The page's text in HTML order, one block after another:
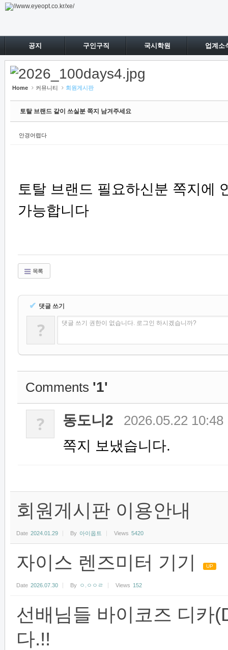
공지 구인구직 국시학원 업계소
Home 커뮤니티 회원게시판
토탈 브랜드 같이 쓰실분 쪽지 남겨주세요
안경어렵다
토탈 브랜드 필요하신분 쪽지에
가능합니다
목록
✔ 댓글 쓰기
? 댓글 쓰기 권한이 없습니다. 로그인 하시겠습니까?
Comments '1'
? 동도니2 2026.05.22 10:48
쪽지 보냈습니다.
회원게시판 이용안내
Date 2024.01.29 By 아이옵트 Views 5420
자이스 렌즈미터 기기 UP
Date 2026.07.30 By ㅇ.ㅇㅇㄹ Views 152
선배님들 바이코즈 디카
다.!!